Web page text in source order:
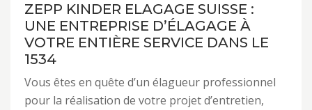
ZEPP KINDER ELAGAGE SUISSE :
UNE ENTREPRISE D’ÉLAGAGE À
VOTRE ENTIÈRE SERVICE DANS LE
1534
Vous êtes en quête d’un élagueur professionnel
pour la réalisation de votre projet d’entretien,